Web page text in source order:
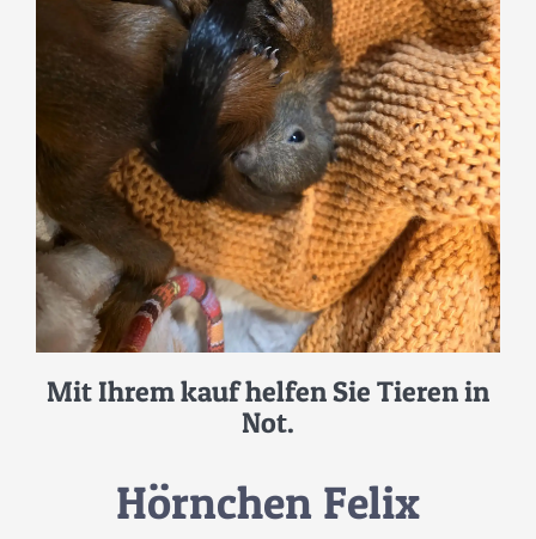
MEDIEN & PRESSEARTIKEL
TIERISCHE GESCHICHTEN
KONTAKT
DATENSCHUTZERKLÄRUNG
IMPRESSUM
Mit Ihrem kauf helfen Sie Tieren in
Not.
Hörnchen Felix